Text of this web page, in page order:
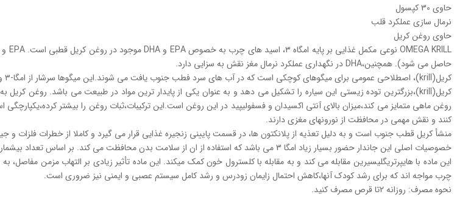
حاوی 30 کپسول
نرمال سازی عملکرد قلب
حاوی روغن کریل
حاصل می شود). همچنین،DHA در نگهداری عملکرد نرمال مغز نقش به سزایی دارد.
کریل(krill)، اصطلاحی عمومی برای میگوهای کوچکی است که در آب های سرد فطب جنوب یافت می شوند.این میگوها سرشار از امگا-۳ و اسید های چرب مانند EMA و DHA هستند اهمیت و سودمندی آن ها پیش از این گفته شد.
روغن ماهی متمایز می کند،میزان بالای آنتی اکسیدان و فسفولیپید در این روغن است.این ترکیبات،ثبات روغن را بیشتر
کنند و نقش مهمی در محافظت از نورونهای مغزی دارند.
منشأ کریل قطب جنوب است و به دلیل تعذیه از پلانکتون ها، در قسمت پایینی زنجیره غذایی قرار می گیرد و کاملا از خطرات فلزات
خصوصیات اصلی این جاندار حضور بسیار زیاد امگا 3 می باشد که استفاده از ان از سلامت بدن محافظت می کند. بر اساس تعداد بیشماری از تحقیقات،روغن کریل،التهاب مزمن را بویژه در سیستم قلبی عروقی کاهش می دهد.
این ماده با هایپرتریگلیسیرین مقابله می کند و به مقابله با کلسترول خون کمک میکند. این ماده تأثیر زیادی بر التهاب مزمن مفاصل،
چرب مواجه اند که برای رشد کودک آنها،کاهش احتمال زایمان زودرس و رشد کامل سیستم عصبی و ایمنی نیز ضروری است.
نحوه مصرف: روزانه 2تا قرص مصرف کنید.